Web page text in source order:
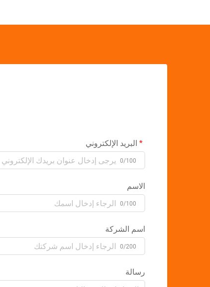
البريد الإلكتروني
0/100
الاسم
0/100
اسم الشركة
0/200
رسالة